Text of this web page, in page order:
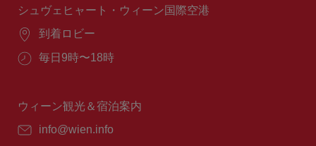
間：
シュヴェヒャート・ウィーン国際空港
場
到着ロビー
営
間：
毎日9時〜18時
ウィーン観光＆宿泊案内
E
info@wien.info